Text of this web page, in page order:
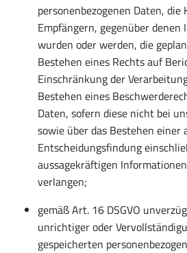
personenbezogenen Daten, die
Empfängern, gegenüber
wurden oder werden, die
Bestehen eines Rechts auf
Einschränkung der
Bestehen eines
Daten, sofern diese nicht bei
sowie über das Bestehen
Entscheidungsfindung
aussagekräftigen
verlangen;
gemäß Art. 16 DSGVO
unrichtiger oder
gespeicherten